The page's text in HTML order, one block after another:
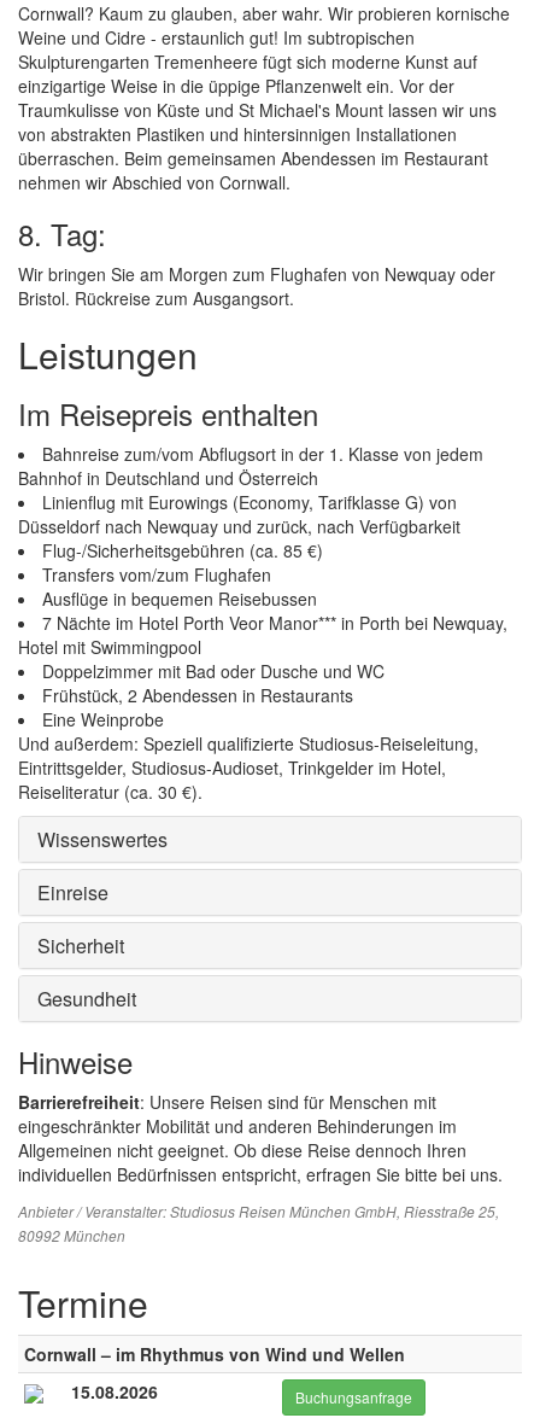
Cornwall? Kaum zu glauben, aber wahr. Wir probieren kornische
Weine und Cidre - erstaunlich gut! Im subtropischen
Skulpturengarten Tremenheere fügt sich moderne Kunst auf
einzigartige Weise in die üppige Pflanzenwelt ein. Vor der
Traumkulisse von Küste und St Michael's Mount lassen wir uns
von abstrakten Plastiken und hintersinnigen Installationen
überraschen. Beim gemeinsamen Abendessen im Restaurant
nehmen wir Abschied von Cornwall.
8. Tag:
Wir bringen Sie am Morgen zum Flughafen von Newquay oder
Bristol. Rückreise zum Ausgangsort.
Leistungen
Im Reisepreis enthalten
Bahnreise zum/vom Abflugsort in der 1. Klasse von jedem
Bahnhof in Deutschland und Österreich
Linienflug mit Eurowings (Economy, Tarifklasse G) von
Düsseldorf nach Newquay und zurück, nach Verfügbarkeit
Flug-/Sicherheitsgebühren (ca. 85 €)
Transfers vom/zum Flughafen
Ausflüge in bequemen Reisebussen
7 Nächte im Hotel Porth Veor Manor*** in Porth bei Newquay,
Hotel mit Swimmingpool
Doppelzimmer mit Bad oder Dusche und WC
Frühstück, 2 Abendessen in Restaurants
Eine Weinprobe
Und außerdem: Speziell qualifizierte Studiosus-Reiseleitung,
Eintrittsgelder, Studiosus-Audioset, Trinkgelder im Hotel,
Reiseliteratur (ca. 30 €).
Wissenswertes
Einreise
Sicherheit
Gesundheit
Hinweise
Barrierefreiheit: Unsere Reisen sind für Menschen mit
eingeschränkter Mobilität und anderen Behinderungen im
Allgemeinen nicht geeignet. Ob diese Reise dennoch Ihren
individuellen Bedürfnissen entspricht, erfragen Sie bitte bei uns.
Anbieter / Veranstalter:Studiosus Reisen München GmbH, Riesstraße 25,
80992 München
Termine
Cornwall – im Rhythmus von Wind und Wellen
15.08.2026
Buchungsanfrage